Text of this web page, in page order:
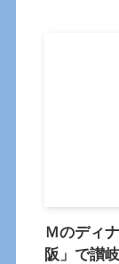
Ｍのディ
阪」で讃